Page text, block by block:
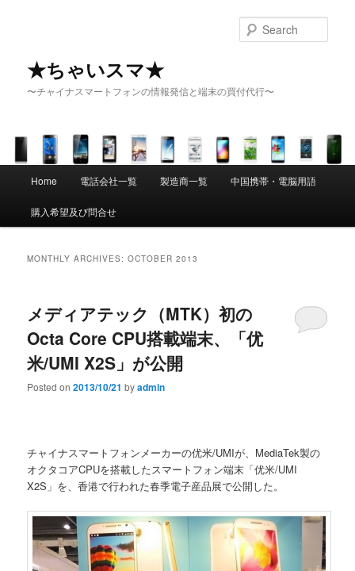
★ちゃいスマ★
〜チャイナスマートフォンの情報発信と端末の買付代行〜
Skip to primary content
Skip to secondary content
Home 電話会社一覧 製造商一覧 中国携帯・電脳用語
購入希望及び問合せ
MONTHLY ARCHIVES:OCTOBER 2013
メディアテック（MTK）初の
Octa Core CPU搭載端末、「优
米/UMI X2S」が公開
Posted on2013/10/21 byadmin
チャイナスマートフォンメーカーの优米/UMIが、MediaTek製の
オクタコアCPUを搭載したスマートフォン端末「优米/UMI
X2S」を、香港で行われた春季電子産品展で公開した。